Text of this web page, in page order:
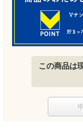
この商品は